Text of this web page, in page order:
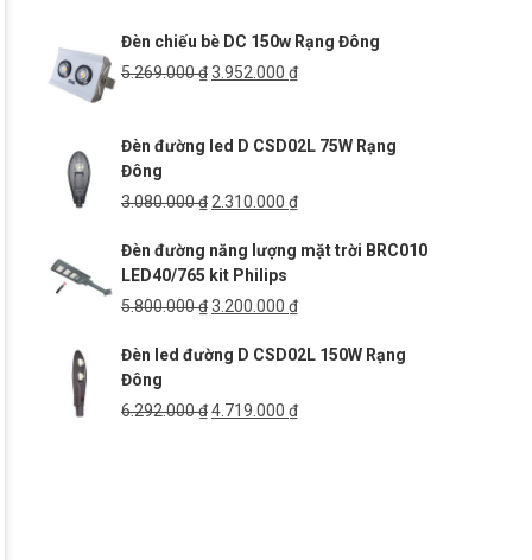
3.371.760 ₫.là:
2.529.000 ₫.
Đèn chiếu bè DC 150w Rạng Đông
5.269.000₫Giá
5.269.000 ₫.
3.952.000 ₫Giá
là:
Đèn đường led D CSD02L 75W Rạng
Đông
3.080.000₫ Giá
là:
3.080.000 ₫.
2.310.000 ₫Giá
tại
2.310.000 ₫.
Đèn đường năng lượng mặt trời BRC010
LED40/765 kit Philips
5.800.000₫Giá
là:
3.200.000 ₫Giá
tại
3.200.000 ₫.
Đèn led đường D CSD02L 150W Rạng
Đông
6.292.000₫Giá
4.719.000 ₫Giá